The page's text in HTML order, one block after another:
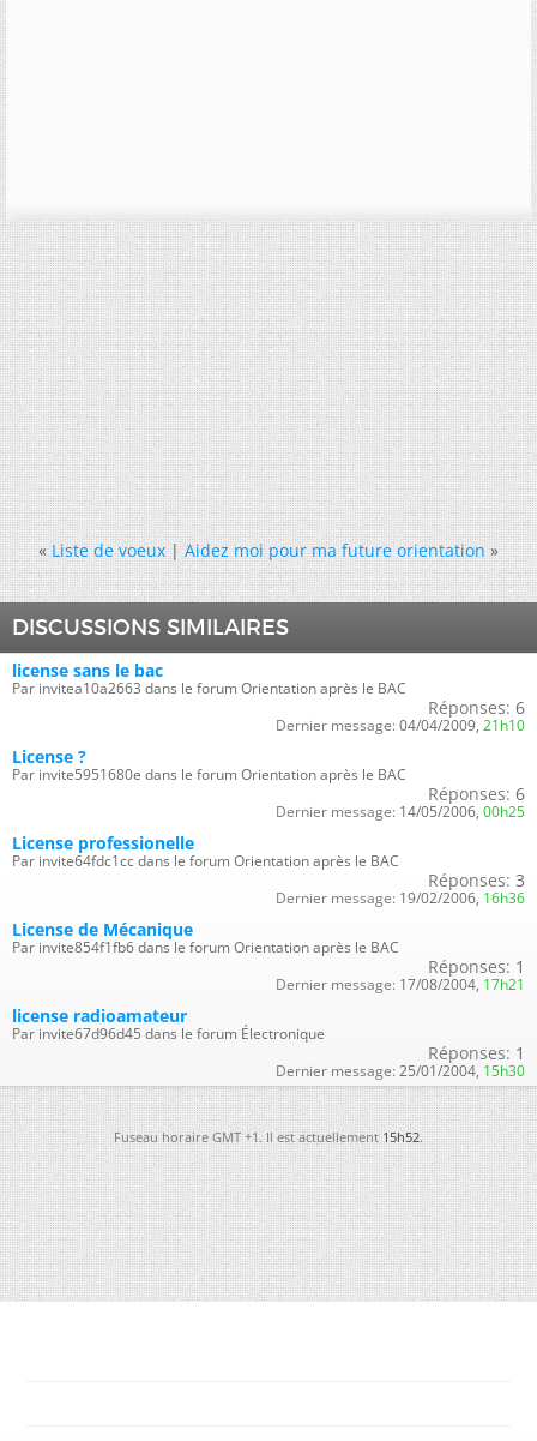
« Liste de voeux|Aidez moi pour ma future orientation »
DISCUSSIONS SIMILAIRES
license sans le bac
Par invitea10a2663 dans le forum Orientation après le BAC
Réponses: 6
Dernier message: 04/04/2009, 21h10
License ?
Par invite5951680e dans le forum Orientation après le BAC
Réponses: 6
Dernier message: 14/05/2006, 00h25
License professionelle
Par invite64fdc1cc dans le forum Orientation après le BAC
Réponses: 3
Dernier message: 19/02/2006, 16h36
License de Mécanique
Par invite854f1fb6 dans le forum Orientation après le BAC
Réponses: 1
Dernier message: 17/08/2004, 17h21
license radioamateur
Par invite67d96d45 dans le forum Électronique
Réponses: 1
Dernier message: 25/01/2004, 15h30
Fuseau horaire GMT +1. Il est actuellement15h52.